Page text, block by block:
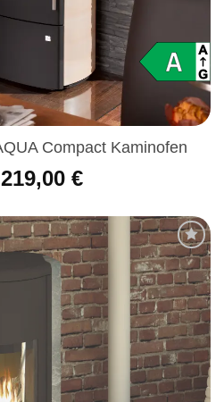
Compact Kaminofen
€
Produkt
merken